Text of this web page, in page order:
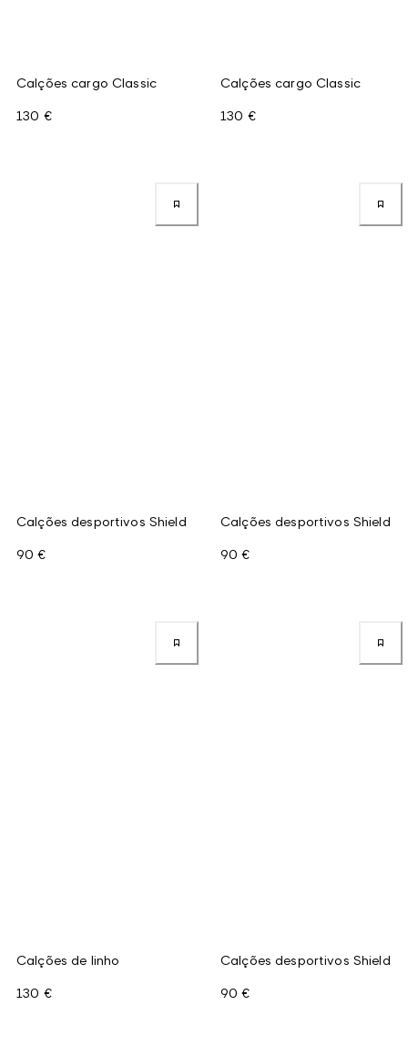
Calções cargo Classic
130 €
Calções cargo Classic
130 €
Calções desportivos Shield
90 €
Calções desportivos Shield
90 €
Calções de linho
130 €
Calções desportivos Shield
90 €